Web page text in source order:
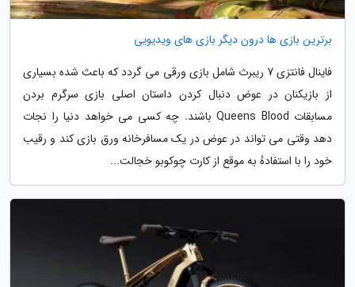
برترین بازی ها درون دیگر بازی های ویدیویی
فاینال فانتزی 7 ریبرث شامل بازی ورقی می گردد که باعث شده بسیاری
از بازیکنان در عوض دنبال کردن داستان اصلی بازی سرگرم بردن
مسابقات Queens Blood باشند. چه کسی می خواهد دنیا را نجات
دهد وقتی می تواند در عوض در یک مسافرخانه ورق بازی کند و رقیب
خود را با استفادهٔ به موقع از کارت چوکوبو خجالت...